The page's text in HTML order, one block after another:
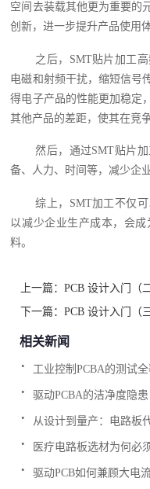
空间去装载其他更为重要的
创新，进一步提升产品使用
之后，SMT贴片加工
电磁和射频干扰，缩短信号
得电子产品的性能更加稳定
其他产品的差距，使其在竞
然后，通过SMT贴片
备、人力、时间等，减少企
综上，SMT加工不仅
以减少企业生产成本，会
料。
上一篇：PCB 设计入门（二
下一篇：PCB 设计入门（三
相关新闻
工业控制PCBA的测试
.
驱动PCBA的洁净度隐
.
从设计到量产：电路板
.
医疗电路板选材为何必
.
驱动PCB如何兼顾大电
.